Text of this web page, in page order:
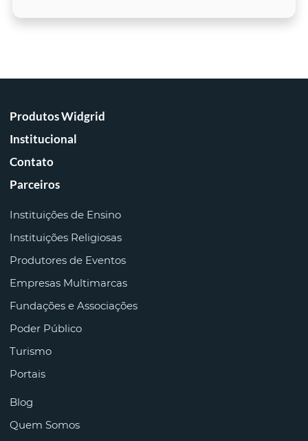
Produtos Widgrid
Institucional
Contato
Parceiros
Instituições de Ensino
Instituições Religiosas
Produtores de Eventos
Empresas Multimarcas
Fundações e Associações
Poder Público
Turismo
Portais
Blog
Quem Somos